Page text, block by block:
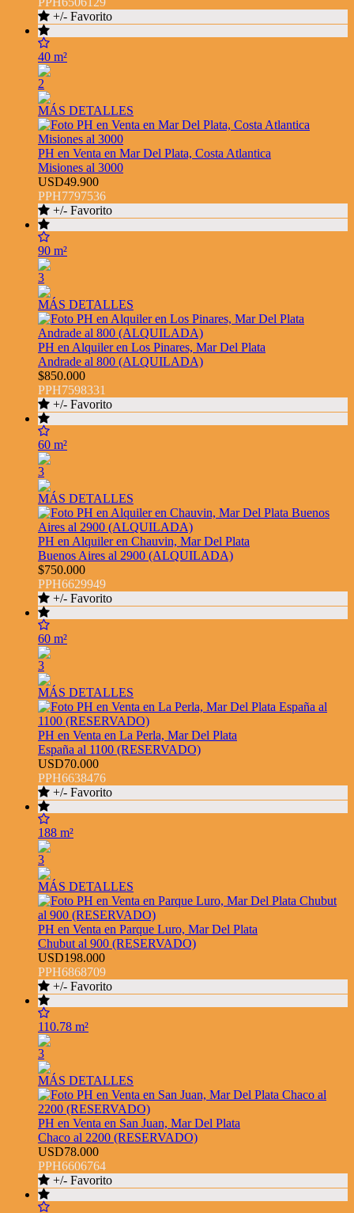
+/- Favorito
40 m²
2
MÁS DETALLES
PH en Venta en Mar Del Plata, Costa Atlantica
Misiones al 3000
USD49.900
PPH7797536
+/- Favorito
90 m²
3
MÁS DETALLES
PH en Alquiler en Los Pinares, Mar Del Plata
Andrade al 800 (ALQUILADA)
$850.000
PPH7598331
+/- Favorito
60 m²
3
MÁS DETALLES
PH en Alquiler en Chauvin, Mar Del Plata
Buenos Aires al 2900 (ALQUILADA)
$750.000
PPH6629949
+/- Favorito
60 m²
3
MÁS DETALLES
PH en Venta en La Perla, Mar Del Plata
España al 1100 (RESERVADO)
USD70.000
PPH6638476
+/- Favorito
188 m²
3
MÁS DETALLES
PH en Venta en Parque Luro, Mar Del Plata
Chubut al 900 (RESERVADO)
USD198.000
PPH6868709
+/- Favorito
110.78 m²
3
MÁS DETALLES
PH en Venta en San Juan, Mar Del Plata
Chaco al 2200 (RESERVADO)
USD78.000
PPH6606764
+/- Favorito